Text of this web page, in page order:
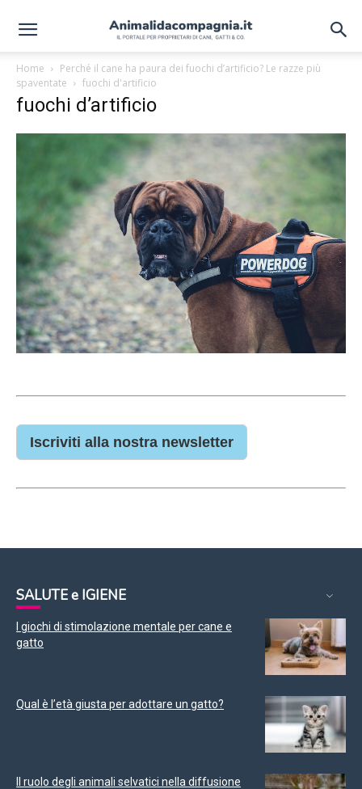
Home
Perché il cane ha paura dei fuochi d’artificio? Le razze più
spaventate
fuochi d'artificio
fuochi d’artificio
Iscriviti alla nostra newsletter
SALUTE e IGIENE
I giochi di stimolazione mentale per cane e
gatto
Qual è l’età giusta per adottare un gatto?
Il ruolo degli animali selvatici nella diffusione